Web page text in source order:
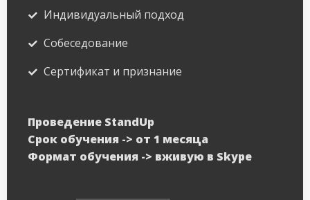
Индивидуальный подход
Собеседование
Сертификат и признание
Проведение StandUp
Срок обучения -> от 1 месяца
Формат обучения -> вживую в Skype